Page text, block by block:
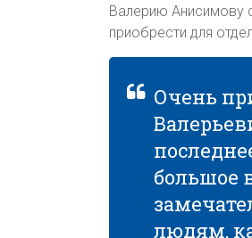
Валерию Анисимову
приобрести для
Очень
большое
людям,